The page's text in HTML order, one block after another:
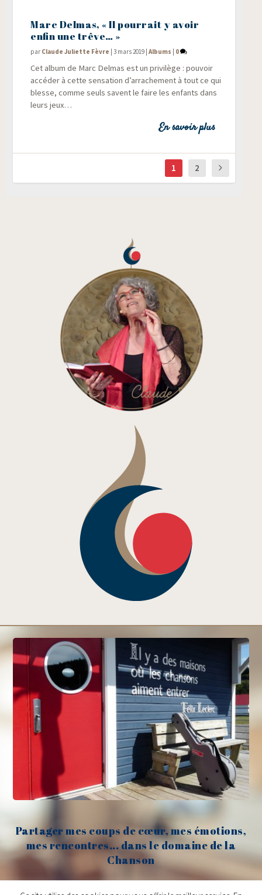
Marc Delmas, « Il pourrait y avoir
enfin une trêve… »
par Claude Juliette Fèvre |3 mars 2019 |Albums 0
Cet album de Marc Del­mas est un pri­vi­lège : pou­voir
accé­der à cette sen­sa­tion d’arrachement à tout ce qui
blesse, comme seuls savent le faire les enfants dans
leurs jeux…
En savoir plus
1 2
Partager mes coups de cœur, mes émotions,
mes rencontres... dans le domaine de la
Chanson